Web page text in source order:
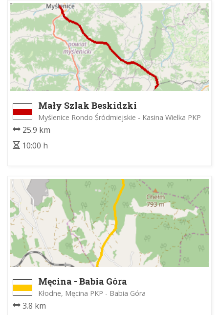
Mały Szlak Beskidzki
Myślenice Rondo Śródmiejskie - Kasina Wielka PKP
25.9 km
10:00 h
Męcina - Babia Góra
Kłodne, Męcina PKP - Babia Góra
3.8 km